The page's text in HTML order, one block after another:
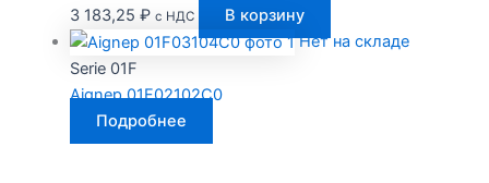
3 183,25 ₽ с НДС
В корзину
Нет на складе
Serie 01F
Aignep 01F02102C0
Подробнее